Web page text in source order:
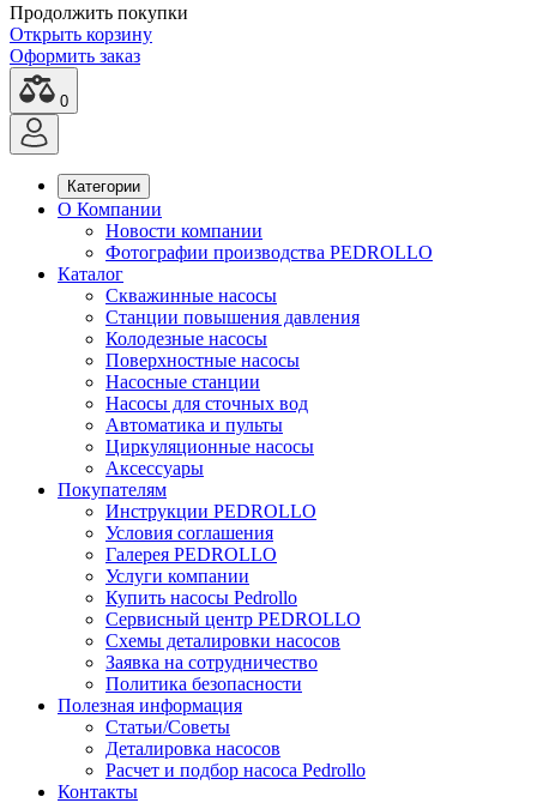
Продолжить покупки
Открыть корзину
Оформить заказ
0
Категории
О Компании
Новости компании
Фотографии производства PEDROLLO
Каталог
Скважинные насосы
Станции повышения давления
Колодезные насосы
Поверхностные насосы
Насосные станции
Насосы для сточных вод
Автоматика и пульты
Циркуляционные насосы
Аксессуары
Покупателям
Инструкции PEDROLLO
Условия соглашения
Галерея PEDROLLO
Услуги компании
Купить насосы Pedrollo
Сервисный центр PEDROLLO
Схемы деталировки насосов
Заявка на сотрудничество
Политика безопасности
Полезная информация
Статьи/Советы
Деталировка насосов
Расчет и подбор насоса Pedrollo
Контакты